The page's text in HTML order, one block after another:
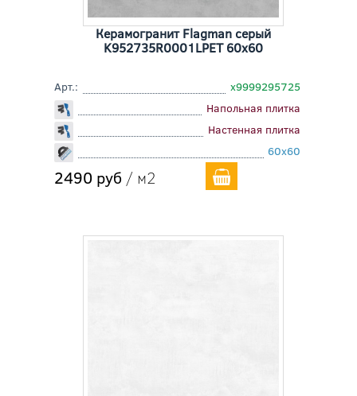
Керамогранит Flagman серый
K952735R0001LPET 60x60
Арт.:
х9999295725
Напольная плитка
Настенная плитка
60x60
2490 руб / м2